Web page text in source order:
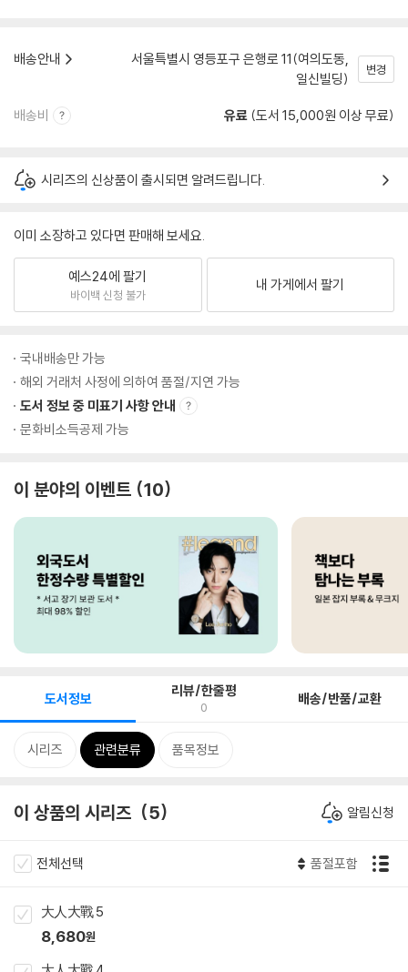
배송안내
서울특별시 영등포구 은행로 11(여의도동,
일신빌딩)
변경
배송비 유료 (도서 15,000원 이상 무료)
시리즈의 신상품이 출시되면 알려드립니다.
이미 소장하고 있다면 판매해 보세요.
예스24에 팔기
바이백 신청 불가
내 가게에서 팔기
국내배송만 가능
해외 거래처 사정에 의하여 품절/지연 가능
도서 정보 중 미표기 사항 안내
문화비소득공제 가능
이 분야의 이벤트 10
도서정보 리뷰/한줄평
0 배송/반품/교환
시리즈 관련분류 품목정보
이 상품의 시리즈 5 알림신청
전체선택 품절포함
大人大戰 5
8,680원